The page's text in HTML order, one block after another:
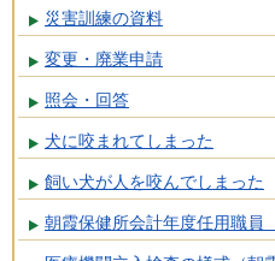
災害訓練の資料
変更・廃業申請
照会・回答
犬に咬まれてしまった
飼い犬が人を咬んでしまった
朝霞保健所会計年度任用職員